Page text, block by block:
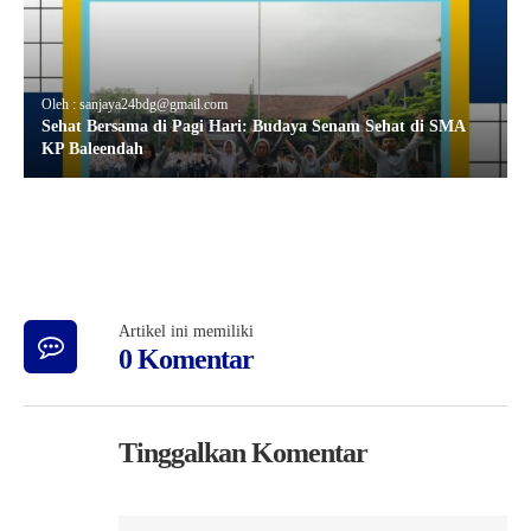
Oleh : sanjaya24bdg@gmail.com
Sehat Bersama di Pagi Hari: Budaya Senam Sehat di SMA
KP Baleendah
Artikel ini memiliki
0 Komentar
Tinggalkan Komentar